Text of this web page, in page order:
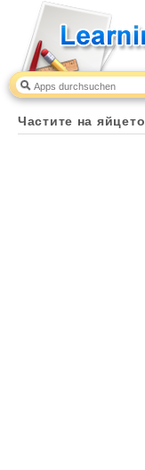
Частите на яйцето
Частите на яйцето